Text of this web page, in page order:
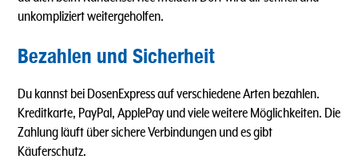
unkompliziert weitergeholfen.
Bezahlen und Sicherheit
Du kannst bei DosenExpress auf verschiedene Arten bezahlen.
Kreditkarte, PayPal, ApplePay und viele weitere Möglichkeiten. Die
Zahlung läuft über sichere Verbindungen und es gibt
Käuferschutz.